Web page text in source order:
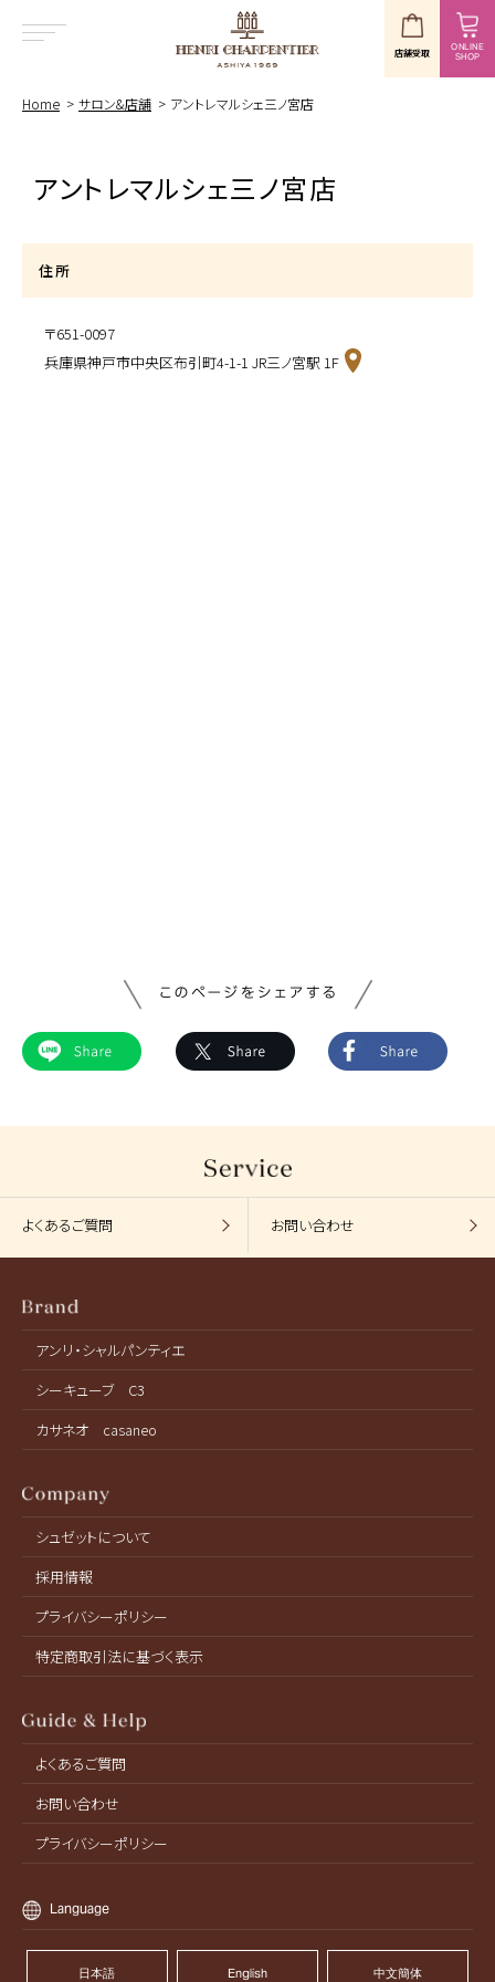
店舗受取 ONLINE
SHOP
Home サロン&店舗 アントレマルシェ三ノ宮店
アントレマルシェ三ノ宮店
住所
〒651-0097
兵庫県神戸市中央区布引町4-1-1 JR三ノ宮駅 1F
よくあるご質問 お問い合わせ
アンリ・シャルパンティエ
シーキューブ C3
カサネオ casaneo
シュゼットについて
採用情報
プライバシーポリシー
特定商取引法に基づく表示
よくあるご質問
お問い合わせ
プライバシーポリシー
Language
日本語 English 中文簡体